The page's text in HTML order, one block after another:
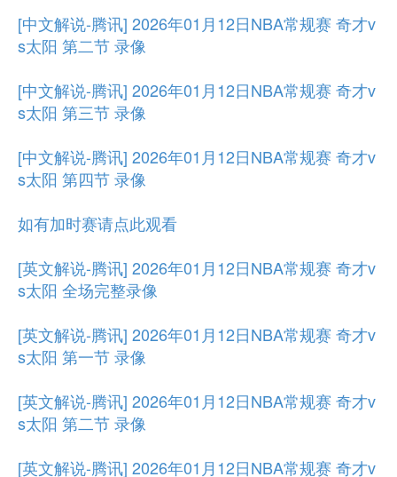
[中文解说-腾讯] 2026年01月12日NBA常规赛 奇才v
s太阳 第二节 录像
[中文解说-腾讯] 2026年01月12日NBA常规赛 奇才v
s太阳 第三节 录像
[中文解说-腾讯] 2026年01月12日NBA常规赛 奇才v
s太阳 第四节 录像
如有加时赛请点此观看
[英文解说-腾讯] 2026年01月12日NBA常规赛 奇才v
s太阳 全场完整录像
[英文解说-腾讯] 2026年01月12日NBA常规赛 奇才v
s太阳 第一节 录像
[英文解说-腾讯] 2026年01月12日NBA常规赛 奇才v
s太阳 第二节 录像
[英文解说-腾讯] 2026年01月12日NBA常规赛 奇才v